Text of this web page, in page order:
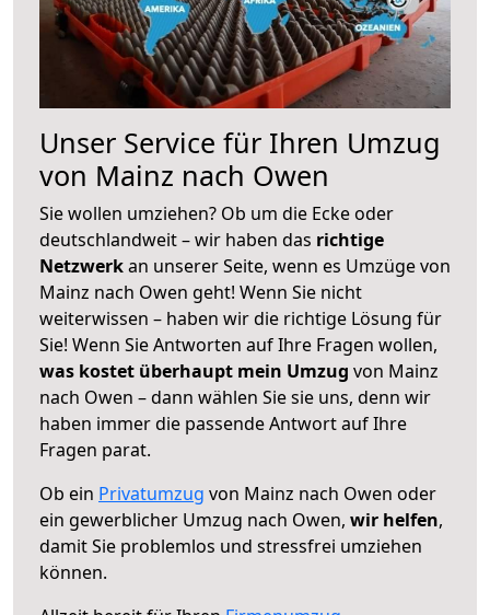
Unser Service für Ihren Umzug
von Mainz nach Owen
Sie wollen umziehen? Ob um die Ecke oder
deutschlandweit – wir haben das richtige
Netzwerkan unserer Seite, wenn es Umzüge von
Mainz nach Owen geht! Wenn Sie nicht
weiterwissen – haben wir die richtige Lösung für
Sie! Wenn Sie Antworten auf Ihre Fragen wollen,
was kostet überhaupt mein Umzug von Mainz
nach Owen – dann wählen Sie sie uns, denn wir
haben immer die passende Antwort auf Ihre
Fragen parat.
Ob ein Privatumzug von Mainz nach Owen oder
ein gewerblicher Umzug nach Owen, wir helfen,
damit Sie problemlos und stressfrei umziehen
können.